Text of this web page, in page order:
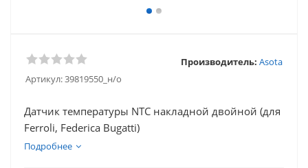
Артикул:39819550_н/о
Производитель: Asota
Датчик температуры NTC накладной двойной (для
Ferroli, Federica Bugatti)
Подробнее